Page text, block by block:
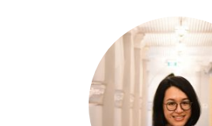
《列车男女》《阿卡贝拉
人的足球指南》，小说集
忘老头》《那些进化了的
曾出版独立小志《SEAL》
为新加坡导演陈哲艺电影
主题曲填词。